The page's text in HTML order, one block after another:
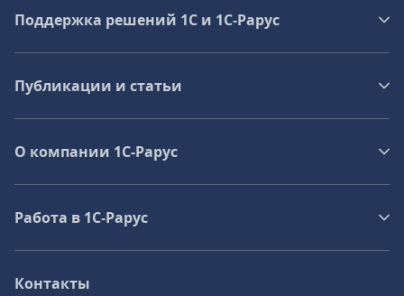
Поддержка решений 1С и 1С‑Рарус
Публикации и статьи
О компании 1C-Рарус
Работа в 1С‑Рарус
Контакты